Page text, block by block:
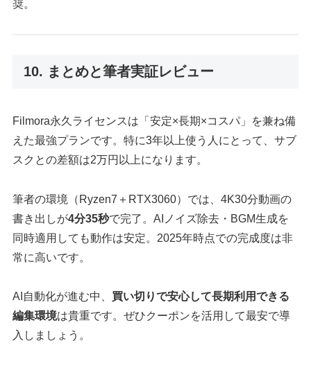
奨。
10. まとめと筆者実証レビュー
Filmora永久ライセンスは「安定×長期×コスパ」を兼ね備
えた最強プランです。特に3年以上使う人にとって、サブ
スクとの差額は2万円以上になります。
筆者の環境（Ryzen7＋RTX3060）では、4K30分動画の
書き出しが4分35秒で完了。AIノイズ除去・BGM生成を
同時適用しても動作は安定。2025年時点での完成度は非
常に高いです。
AI自動化が進む中、 買い切りで安心して長期利用できる
編集環境は貴重です。ぜひクーポンを活用して最安で導
入しましょう。